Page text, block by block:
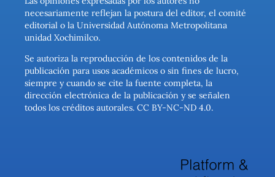
necesariamente reflejan la postura del editor, el comité
editorial o la Universidad Autónoma Metropolitana
unidad Xochimilco.
Se autoriza la reproducción de los contenidos de la
publicación para usos académicos o sin fines de lucro,
siempre y cuando se cite la fuente completa, la
dirección electrónica de la publicación y se señalen
todos los créditos autorales. CC BY-NC-ND 4.0.